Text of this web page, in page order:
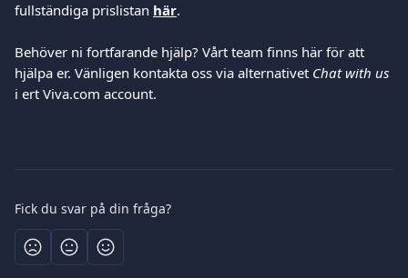
fullständiga prislistan här.
Behöver ni fortfarande hjälp? Vårt team finns här för att
hjälpa er. Vänligen kontakta oss via alternativet Chat with us
i ert Viva.com account.
Fick du svar på din fråga?